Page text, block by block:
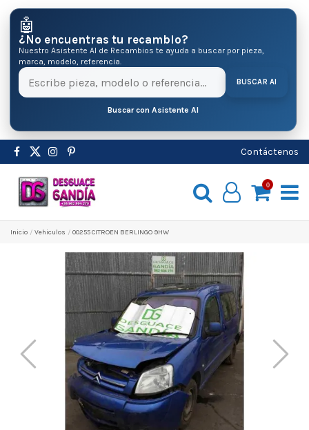
🤖
¿No encuentras tu recambio?
Nuestro Asistente AI de Recambios te ayuda a buscar por pieza,
marca, modelo, referencia.
BUSCAR AI
Buscar con Asistente AI
Contáctenos
0
Inicio Vehiculos 00255 CITROEN BERLINGO 9HW